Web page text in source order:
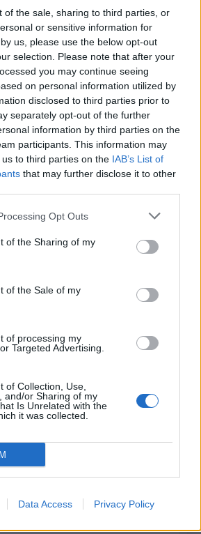
of the sale, sharing to third parties, or
or sensitive information for
us, please use the below opt-out
selection. Please note that after your
you may continue seeing
on personal information utilized by
disclosed to third parties prior to
separately opt-out of the further
information by third parties on the
participants. This information may
to third parties on the IAB’s List of
that may further disclose it to other
Opt Outs
of the Sharing of my
of the Sale of my
of processing my
Targeted Advertising.
of Collection, Use,
and/or Sharing of my
Is Unrelated with the
it was collected.
Data Access Privacy Policy